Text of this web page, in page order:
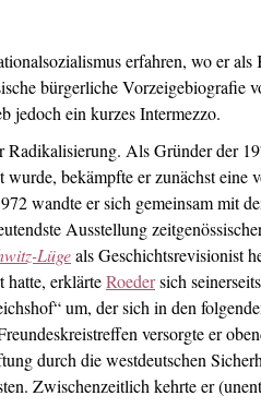
erfahren, wo er
bürgerliche
jedoch ein kurzes Intermezzo.
Radikalisierung. Als Gründer der
wurde, bekämpfte er zunächst
wandte er sich gemeinsam mit
Ausstellung
Lügeals Geschichtsrevisionist
hatte, erklärteRoedersich
um, der sich in den
versorgte er
durch die westdeutschen
Zwischenzeitlich kehrte er